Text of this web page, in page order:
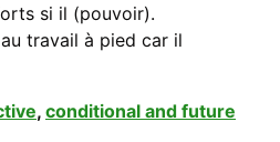
si il (pouvoir).
travail à pied car il
, conditional and future